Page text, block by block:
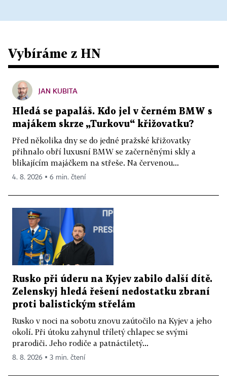
Vybíráme z HN
JAN KUBITA
Hledá se papaláš. Kdo jel v černém BMW s
majákem skrze „Turkovu“ křižovatku?
Před několika dny se do jedné pražské křižovatky
přihnalo obří luxusní BMW se začerněnými skly a
blikajícím majáčkem na střeše. Na červenou...
4. 8. 2026 ▪ 6 min. čtení
Rusko při úderu na Kyjev zabilo další dítě.
Zelenskyj hledá řešení nedostatku zbraní
proti balistickým střelám
Rusko v noci na sobotu znovu zaútočilo na Kyjev a jeho
okolí. Při útoku zahynul tříletý chlapec se svými
prarodiči. Jeho rodiče a patnáctiletý...
8. 8. 2026 ▪ 3 min. čtení